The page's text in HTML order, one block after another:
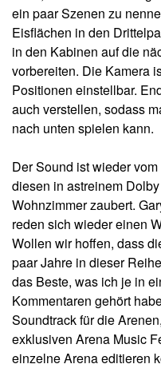
ein paar Szenen zu
Eisflächen in den
in den Kabinen auf die
vorbereiten. Die Kamera
Positionen einstellbar.
auch verstellen, sodass
nach unten spielen kann.
Der Sound ist wieder
diesen in astreinem
Wohnzimmer zaubert.
reden sich wieder einen
Wollen wir hoffen, dass
paar Jahre in dieser
das Beste, was ich je in
Kommentaren gehört
Soundtrack für die
exklusiven Arena Music
einzelne Arena editieren